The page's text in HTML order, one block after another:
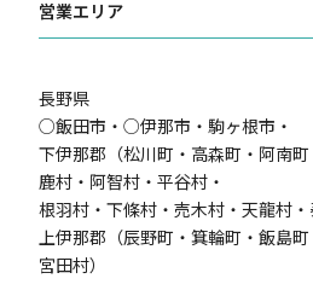
営業エリア
長野県
○飯田市・○伊那市・駒ヶ根市・
下伊那郡（松川町・高森町・阿南
鹿村・阿智村・平谷村・
根羽村・下條村・売木村・天龍村・
上伊那郡（辰野町・箕輪町・飯島
宮田村）